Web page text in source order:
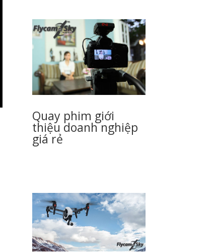
Quay phim giới
thiệu doanh nghiệp
giá rẻ